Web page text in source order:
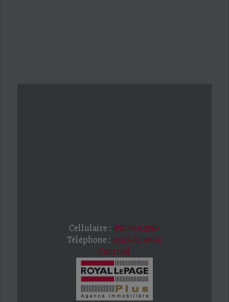
Cellulaire : 450.569.2561
Téléphone : 450.682.4666
Courriel